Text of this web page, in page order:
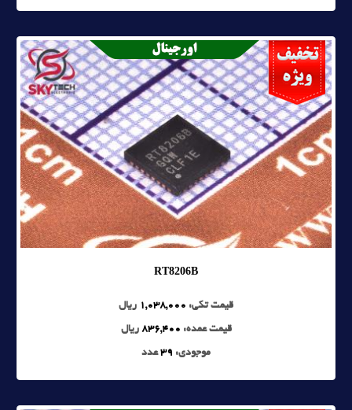
RT8206B
قیمت تکی: 1,038,000 ریال
قیمت عمده: 836,400 ریال
موجودی: 39عدد